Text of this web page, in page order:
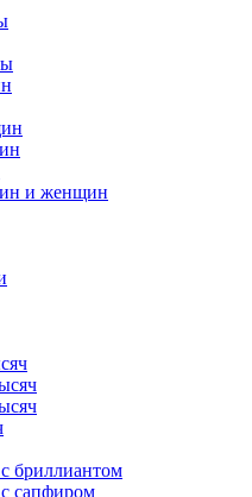
и женщин
бриллиантом
сапфиром